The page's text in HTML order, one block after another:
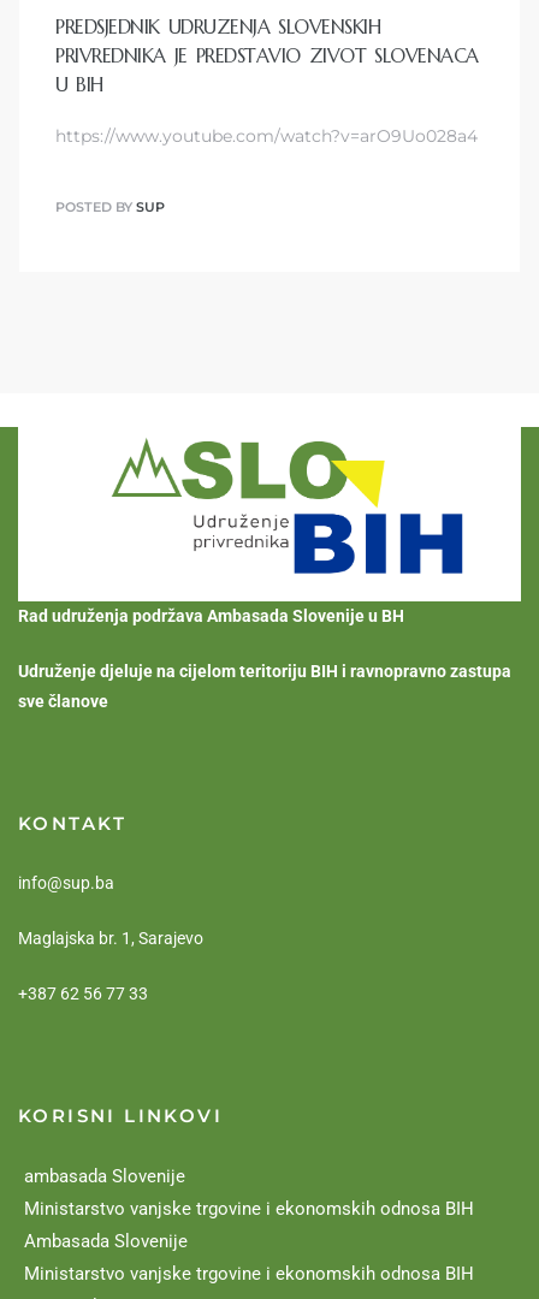
PREDSJEDNIK UDRUZENJA SLOVENSKIH
PRIVREDNIKA JE PREDSTAVIO ZIVOT SLOVENACA
U BIH
https://www.youtube.com/watch?v=arO9Uo028a4
POSTED BY SUP
Rad udruženja podržava Ambasada Slovenije u BH
Udruženje djeluje na cijelom teritoriju BIH i ravnopravno zastupa
sve članove
KONTAKT
info@sup.ba
Maglajska br. 1, Sarajevo
+387 62 56 77 33
KORISNI LINKOVI
ambasada Slovenije
Ministarstvo vanjske trgovine i ekonomskih odnosa BIH
Ambasada Slovenije
Ministarstvo vanjske trgovine i ekonomskih odnosa BIH